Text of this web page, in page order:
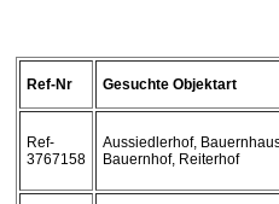
Ref-Nr Gesuchte Objektart
Ref-
3767158
Aussiedlerhof,
Bauernhof, Reiterhof